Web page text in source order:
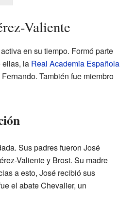
Valiente
en su tiempo. Formó parte
ellas, la Real Academia Española
También fue miembro
Sus padres fueron José
Valiente y Brost. Su madre
a esto, José recibió sus
el abate Chevalier, un